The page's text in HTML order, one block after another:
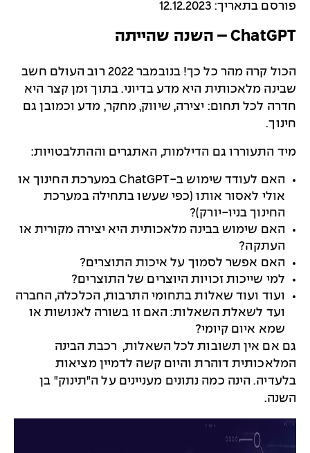
פורסם בתאריך: 12.12.2023
ChatGPT – השנה שהייתה
הכול קרה מהר כל כך! בנובמבר 2022 רוב העולם חשב
שבינה מלאכותית היא מדע בדיוני. בתוך זמן קצר היא
חדרה לכל תחום: יצירה, שיווק, מחקר, מדע וכמובן גם
חינוך.
מיד התעוררו גם הדילמות, האתגרים וההתלבטויות:
האם לעודד שימוש ב-ChatGPT במערכת החינוך או
אולי לאסור אותו (כפי שעשו בתחילה במערכת
החינוך בניו-יורק)?
האם שימוש בבינה מלאכותית היא יצירה מקורית או
העתקה?
האם אפשר לסמוך על איכות התוצרים?
למי שייכות זכויות היוצרים של התוצרים?
ועוד ועוד שאלות בתחומי התרבות, הכלכלה, החברה
ועד לשאלת השאלות: האם זו בשורה לאנושות או
שמא איום קיומי?
גם אם אין תשובות לכל השאלות, רכבת הבינה
המלאכותית דוהרת והיום קשה לדמיין מציאות
בלעדיה. הינה כמה נתונים מעניינים על ה"תינוק" בן
השנה.